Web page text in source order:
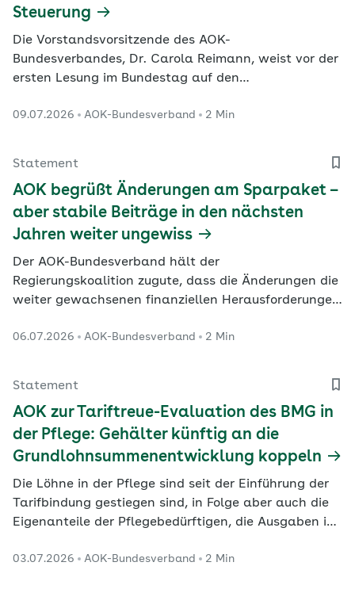
Steuerung
Die Vorstandsvorsitzende des AOK-
Bundesverbandes, Dr. Carola Reimann, weist vor der
ersten Lesung im Bundestag auf den
09.07.2026 AOK-Bundesverband 2 Min
Statement
AOK begrüßt Änderungen am Sparpaket –
aber stabile Beiträge in den nächsten
Jahren weiter ungewiss
Der AOK-Bundesverband hält der
Regierungskoalition zugute, dass die Änderungen die
weiter gewachsenen finanziellen Herausforderungen
berücksichtigen. Wichtige Kritikpunkte hätten
06.07.2026 AOK-Bundesverband 2 Min
Statement
AOK zur Tariftreue-Evaluation des BMG in
der Pflege: Gehälter künftig an die
Grundlohnsummenentwicklung koppeln
Die Löhne in der Pflege sind seit der Einführung der
Tarifbindung gestiegen sind, in Folge aber auch die
Eigenanteile der Pflegebedürftigen, die Ausgaben in
Die Pläne deswegwn die Tariftreue wieder
03.07.2026 AOK-Bundesverband 2 Min